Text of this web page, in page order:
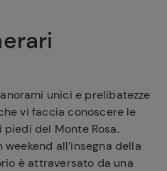
unici e prelibatezze
vi faccia conoscere le
piedi del Monte Rosa.
all’insegna della
è attraversato da una